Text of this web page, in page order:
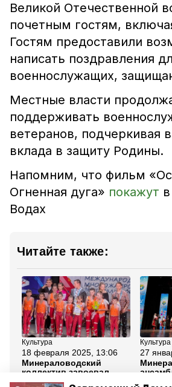
Великой Отечественной
почетным гостям,
Гостям предоставили
написать поздравления
военнослужащих,
Местные власти
поддерживать
ветеранов, подчеркивая
вклада в защиту Родины.
Напомним, что фильм
Огненная дуга» покажут
Водах
Читайте также:
Культура
18 февраля 2025, 13:06
Минераловодский
коллектив завоевал
награду на
Культура
27